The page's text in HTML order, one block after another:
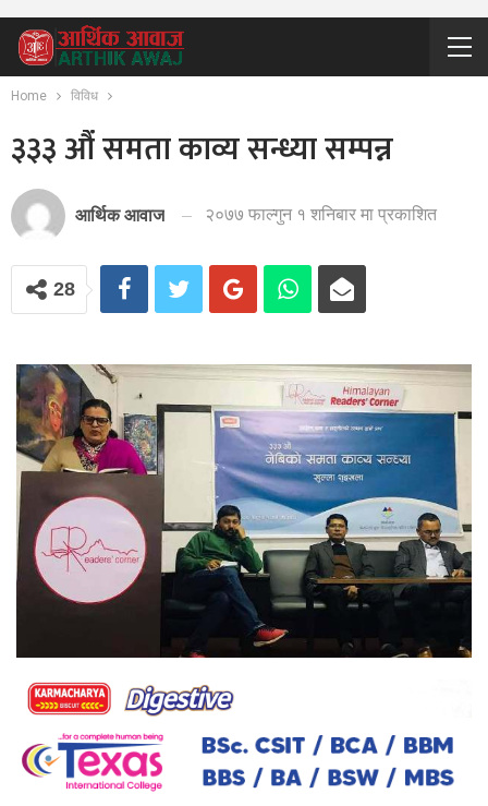
Home विविध
३३३ औं समता काव्य सन्ध्या सम्पन्न
आर्थिक आवाज २०७७ फाल्गुन १ शनिबार मा प्रकाशित
28